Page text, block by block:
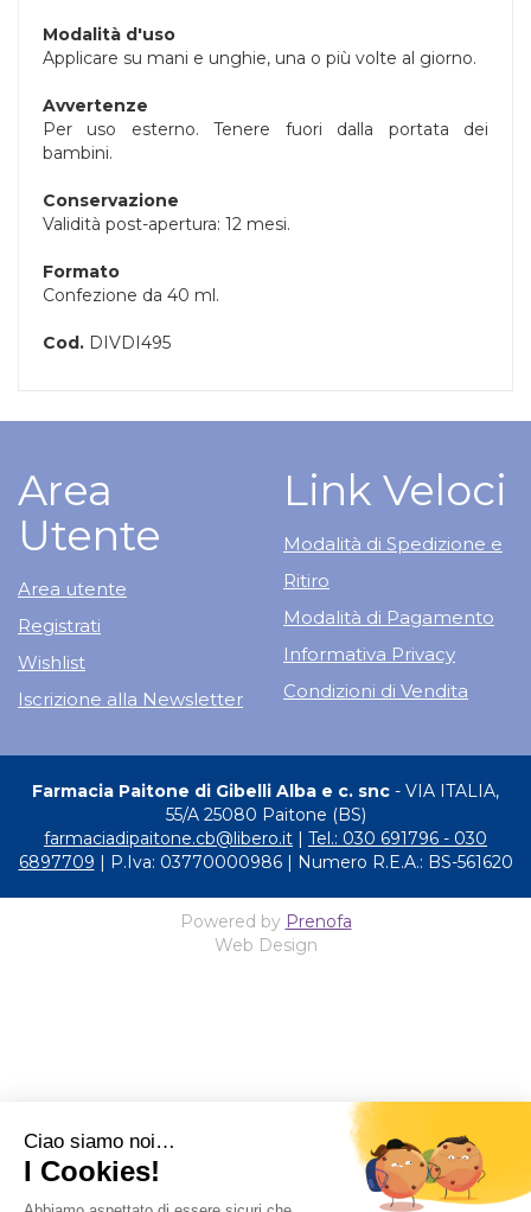
Modalità d'uso
Applicare su mani e unghie, una o più volte al giorno.
Avvertenze
Per uso esterno. Tenere fuori dalla portata dei
bambini.
Conservazione
Validità post-apertura: 12 mesi.
Formato
Confezione da 40 ml.
Cod. DIVDI495
Area
Utente
Area utente
Registrati
Wishlist
Iscrizione alla Newsletter
Link Veloci
Modalità di Spedizione e
Ritiro
Modalità di Pagamento
Informativa Privacy
Condizioni di Vendita
Farmacia Paitone di Gibelli Alba e c. snc - VIA ITALIA,
55/A 25080 Paitone (BS)
farmaciadipaitone.cb@libero.it
Tel.: 030 691796 - 030
6897709 | P.Iva: 03770000986 | Numero R.E.A.: BS-561620
Powered by Prenofa
Web Design